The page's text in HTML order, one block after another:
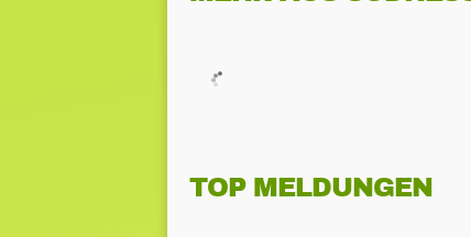
TOP MELDUNGEN